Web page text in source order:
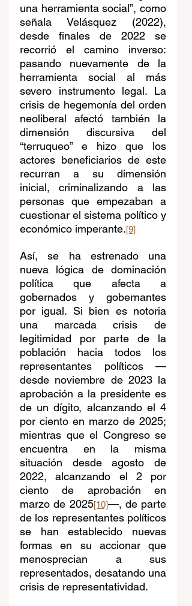
una herramienta social”, como
señala Velásquez (2022),
desde finales de 2022 se
recorrió el camino inverso:
pasando nuevamente de la
herramienta social al más
severo instrumento legal. La
crisis de hegemonía del orden
neoliberal afectó también la
dimensión discursiva del
“terruqueo” e hizo que los
actores beneficiarios de este
recurran a su dimensión
inicial, criminalizando a las
personas que empezaban a
cuestionar el sistema político y
económico imperante.[9]
Así, se ha estrenado una
nueva lógica de dominación
política que afecta a
gobernados y gobernantes
por igual. Si bien es notoria
una marcada crisis de
legitimidad por parte de la
población hacia todos los
representantes políticos —
desde noviembre de 2023 la
aprobación a la presidente es
de un dígito, alcanzando el 4
por ciento en marzo de 2025;
mientras que el Congreso se
encuentra en la misma
situación desde agosto de
2022, alcanzando el 2 por
ciento de aprobación en
marzo de 2025[10]—, de parte
de los representantes políticos
se han establecido nuevas
formas en su accionar que
menosprecian a sus
representados, desatando una
crisis de representatividad.